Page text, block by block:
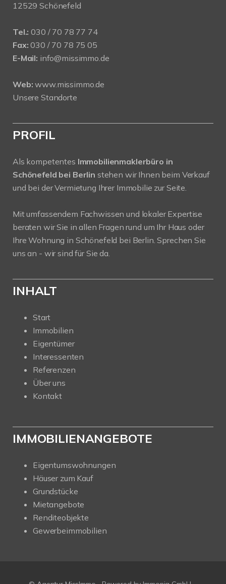
12529 Schönefeld
Tel.: 030 / 70 78 77 74
Fax: 030 / 70 78 75 05
E-Mail: info@missimmo.de
Web: www.missimmo.de
Unsere Standorte
PROFIL
Als kompetentes Immobilienmaklerbüro in
Schönefeld bei Berlin stehen wir Ihnen beim Verkauf
und bei der Vermietung Ihrer Immobilie zur Seite.
Mit umfassendem Fachwissen und lokaler Expertise
beraten wir Sie in allen Fragen rund um Ihr Haus oder
Ihre Wohnung in Schönefeld bei Berlin. Sprechen Sie
uns an - wir sind für Sie da.
INHALT
Start
Immobilien
Eigentümer
Interessenten
Referenzen
Über uns
Kontakt
IMMOBILIENANGEBOTE
Eigentumswohnungen
Häuser zum Kauf
Grundstücke
Mietangebote
Renditeobjekte
Gewerbeimmobilien